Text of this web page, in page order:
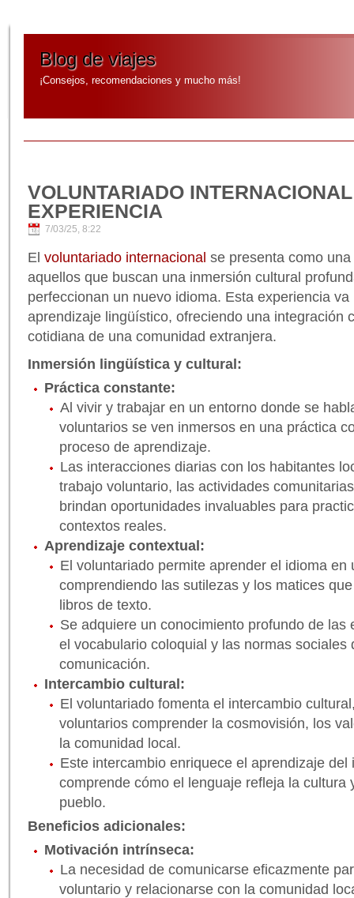
Blog de viajes
¡Consejos, recomendaciones y mucho más!
VOLUNTARIADO
EXPERIENCIA
7/03/25, 8:22
El voluntariado internacional se presenta como
aquellos que buscan una inmersión cultural
perfeccionan un nuevo idioma. Esta experiencia
aprendizaje lingüístico, ofreciendo una integración
cotidiana de una comunidad extranjera.
Inmersión lingüística y cultural:
Práctica constante:
Al vivir y trabajar en un entorno donde se
voluntarios se ven inmersos en una práctica
proceso de aprendizaje.
Las interacciones diarias con los habitantes
trabajo voluntario, las actividades
brindan oportunidades invaluables para
contextos reales.
Aprendizaje contextual:
El voluntariado permite aprender el idioma en
comprendiendo las sutilezas y los matices
libros de texto.
Se adquiere un conocimiento profundo de las
el vocabulario coloquial y las normas sociales
comunicación.
Intercambio cultural:
El voluntariado fomenta el intercambio
voluntarios comprender la cosmovisión, los
la comunidad local.
Este intercambio enriquece el aprendizaje del
comprende cómo el lenguaje refleja la cultura
pueblo.
Beneficios adicionales:
Motivación intrínseca:
La necesidad de comunicarse eficazmente
voluntario y relacionarse con la comunidad